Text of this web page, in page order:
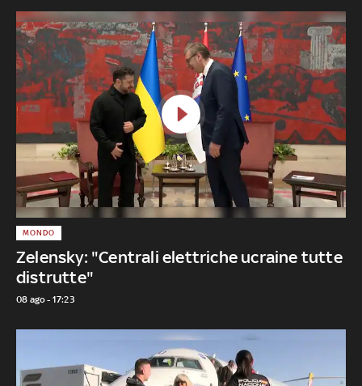
Zelensky: "Centrali elettriche ucraine tutte
distrutte"
MONDO
08 ago - 17:23